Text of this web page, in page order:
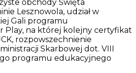
obchody Święta
Lesznowola, udział w
Gali programu
Play, na której kolejny certyfikat
rozpowszechnienie
Skarbowej dot. VIII
programu edukacyjnego